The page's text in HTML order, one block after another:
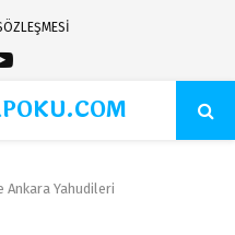
Youtube
Ankara Yahudileri